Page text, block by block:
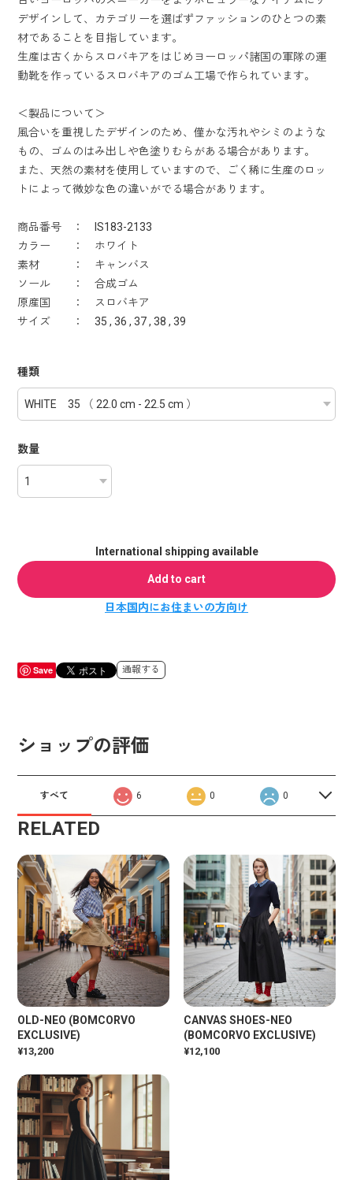
デザインして、カテゴリーを選ばずファッションのひとつの素
材であることを目指しています。
生産は古くからスロバキアをはじめヨーロッパ諸国の軍隊の運
動靴を作っているスロバキアのゴム工場で作られています。
＜製品について＞
風合いを重視したデザインのため、僅かな汚れやシミのような
もの、ゴムのはみ出しや色塗りむらがある場合があります。
また、天然の素材を使用していますので、ごく稀に生産のロッ
トによって微妙な色の違いがでる場合があります。
商品番号 ： IS183-2133
カラー ： ホワイト
素材 ： キャンバス
ソール ： 合成ゴム
原産国 ： スロバキア
サイズ ： 35 , 36 , 37 , 38 , 39
種類
数量
International shipping available
Add to cart
日本国内にお住まいの方向け
Save 通報する
ショップの評価
すべて 6 0 0
RELATED
OLD-NEO (BOMCORVO
EXCLUSIVE)
¥13,200
CANVAS SHOES-NEO
(BOMCORVO EXCLUSIVE)
¥12,100